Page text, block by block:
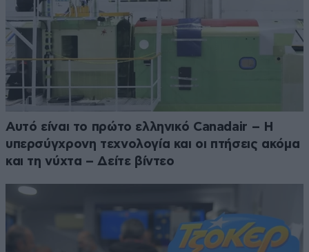
Αυτό είναι το πρώτο ελληνικό Canadair – Η
υπερσύγχρονη τεχνολογία και οι πτήσεις ακόμα
και τη νύχτα – Δείτε βίντεο